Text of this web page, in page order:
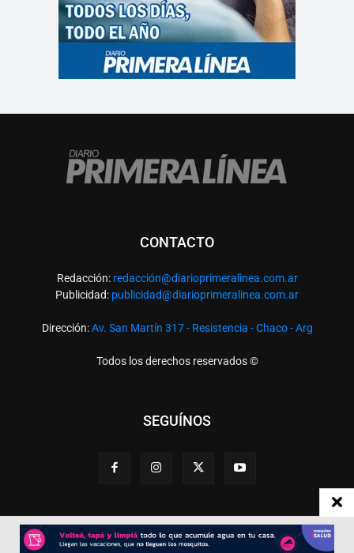
CONTACTO
Redacción: redacción@diarioprimeralinea.com.ar
Publicidad: publicidad@diarioprimeralinea.com.ar
Dirección:Av. San Martín 317 - Resistencia - Chaco - Arg
Todos los derechos reservados ©
SEGUÍNOS
Desarrollado porTP. Web Studio